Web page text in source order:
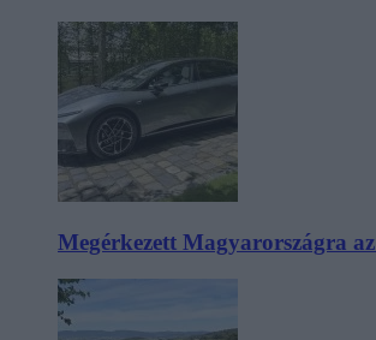
Megérkezett Magyarországra